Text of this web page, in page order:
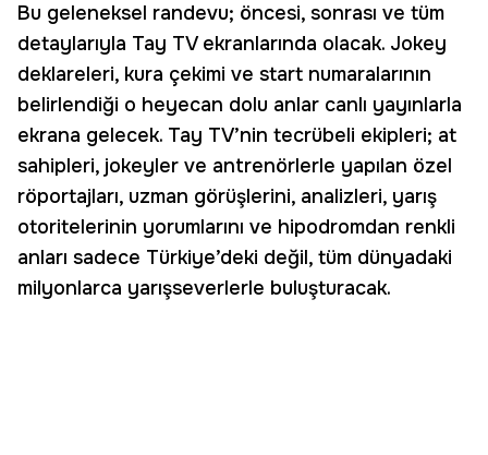
Bu geleneksel randevu; öncesi, sonrası ve tüm
detaylarıyla Tay TV ekranlarında olacak. Jokey
deklareleri, kura çekimi ve start numaralarının
belirlendiği o heyecan dolu anlar canlı yayınlarla
ekrana gelecek. Tay TV’nin tecrübeli ekipleri; at
sahipleri, jokeyler ve antrenörlerle yapılan özel
röportajları, uzman görüşlerini, analizleri, yarış
otoritelerinin yorumlarını ve hipodromdan renkli
anları sadece Türkiye’deki değil, tüm dünyadaki
milyonlarca yarışseverlerle buluşturacak.